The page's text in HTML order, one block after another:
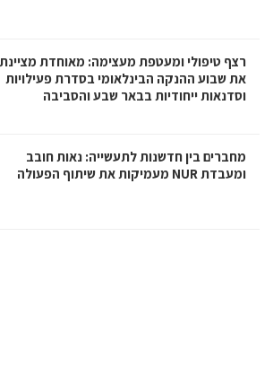
רצף טיפולי ומעטפת מעצימה: מאוחדת מציינת
את שבוע ההנקה הבינלאומי בסדרת פעילויות
וסדנאות ייחודיות בבאר שבע והסביבה
מחברים בין חדשנות לתעשייה: נאות חובב
ומעבדת NUR מעמיקות את שיתוף הפעולה